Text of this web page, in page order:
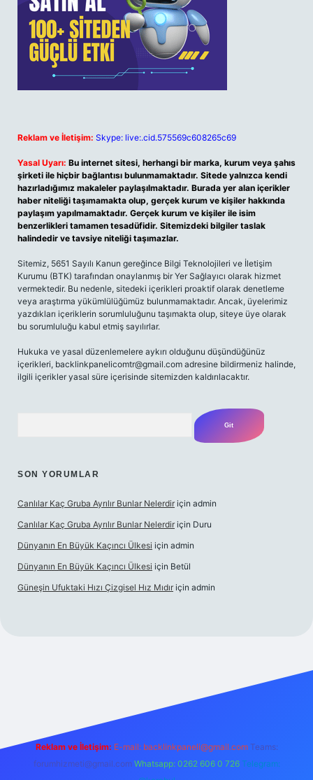
Reklam ve İletişim: Skype: live:.cid.575569c608265c69
Yasal Uyarı: Bu internet sitesi, herhangi bir marka, kurum veya şahıs
şirketi ile hiçbir bağlantısı bulunmamaktadır. Sitede yalnızca kendi
hazırladığımız makaleler paylaşılmaktadır. Burada yer alan içerikler
haber niteliği taşımamakta olup, gerçek kurum ve kişiler hakkında
paylaşım yapılmamaktadır. Gerçek kurum ve kişiler ile isim
benzerlikleri tamamen tesadüfidir. Sitemizdeki bilgiler taslak
halindedir ve tavsiye niteliği taşımazlar.
Sitemiz, 5651 Sayılı Kanun gereğince Bilgi Teknolojileri ve İletişim
Kurumu (BTK) tarafından onaylanmış bir Yer Sağlayıcı olarak hizmet
vermektedir. Bu nedenle, sitedeki içerikleri proaktif olarak denetleme
veya araştırma yükümlülüğümüz bulunmamaktadır. Ancak, üyelerimiz
yazdıkları içeriklerin sorumluluğunu taşımakta olup, siteye üye olarak
bu sorumluluğu kabul etmiş sayılırlar.
Hukuka ve yasal düzenlemelere aykırı olduğunu düşündüğünüz
içerikleri, backlinkpanelicomtr@gmail.com adresine bildirmeniz halinde,
ilgili içerikler yasal süre içerisinde sitemizden kaldırılacaktır.
SON YORUMLAR
Canlılar Kaç Gruba Ayrılır Bunlar Nelerdir için admin
Canlılar Kaç Gruba Ayrılır Bunlar Nelerdir için Duru
Dünyanın En Büyük Kaçıncı Ülkesi için admin
Dünyanın En Büyük Kaçıncı Ülkesi için Betül
Güneşin Ufuktaki Hızı Çizgisel Hız Mıdır için admin
Reklam ve İletişim: E-mail: backlinkpaneli@gmail.com Teams:
forumhizmeti@gmail.com Whatsapp: 0262 606 0 726 Telegram: